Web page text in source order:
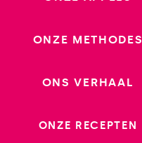
ONZE METHODES
ONS VERHAAL
ONZE RECEPTEN